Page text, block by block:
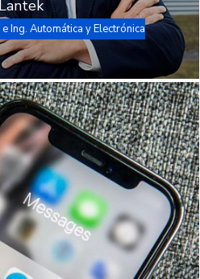
Ing. Automática y Electrónica